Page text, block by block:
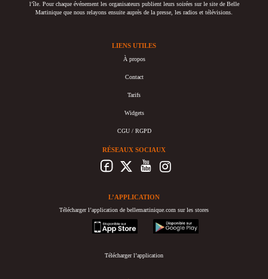
l’île. Pour chaque événement les organisateurs publient leurs soirées sur le site de Belle
Martinique que nous relayons ensuite auprès de la presse, les radios et télévisions.
LIENS UTILES
À propos
Contact
Tarifs
Widgets
CGU / RGPD
RÉSEAUX SOCIAUX
L’APPLICATION
Télécharger l’application de bellemartinique.com sur les stores
appstore
googleplay
Télécharger l’application